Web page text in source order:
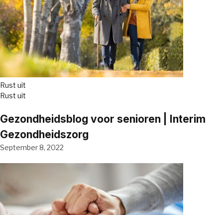
Rust uit
Rust uit
Gezondheidsblog voor senioren | Interim
Gezondheidszorg
September 8, 2022